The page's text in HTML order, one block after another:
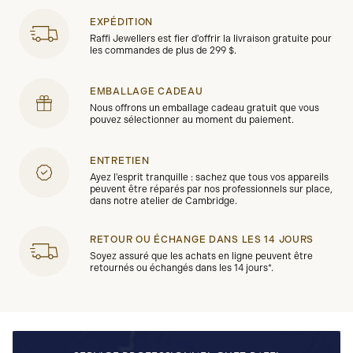
EXPÉDITION
Raffi Jewellers est fier d'offrir la livraison gratuite pour
les commandes de plus de 299 $.
EMBALLAGE CADEAU
Nous offrons un emballage cadeau gratuit que vous
pouvez sélectionner au moment du paiement.
ENTRETIEN
Ayez l'esprit tranquille : sachez que tous vos appareils
peuvent être réparés par nos professionnels sur place,
dans notre atelier de Cambridge.
RETOUR OU ÉCHANGE DANS LES 14 JOURS
Soyez assuré que les achats en ligne peuvent être
retournés ou échangés dans les 14 jours*.